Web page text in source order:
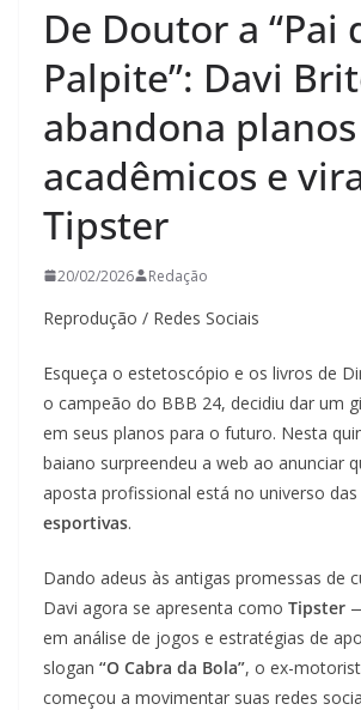
De Doutor a “Pai
Palpite”: Davi
abandona planos
acadêmicos e
Tipster
20/02/2026 Redação
Reprodução / Redes Sociais
Esqueça o estetoscópio e os livros de
o campeão do BBB 24, decidiu dar um
em seus planos para o futuro. Nesta
baiano surpreendeu a web ao anunciar
aposta profissional está no universo das
esportivas.
Dando adeus às antigas promessas de
Davi agora se apresenta como Tipster
em análise de jogos e estratégias de
slogan “O Cabra da Bola”, o ex-
começou a movimentar suas redes